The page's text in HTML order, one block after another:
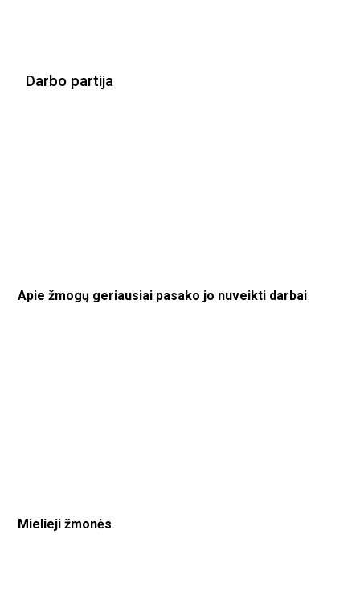
Darbo partija
Apie žmogų geriausiai pasako jo nuveikti darbai
Mielieji žmonės